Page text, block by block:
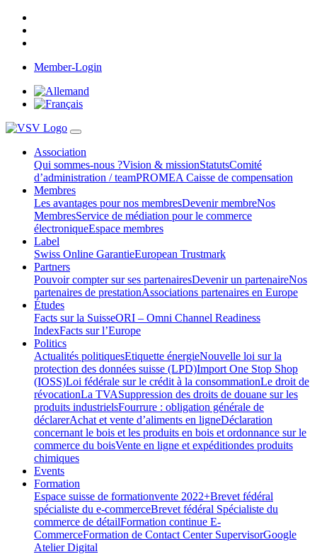
Member-Login
Association
Qui sommes-nous ?Vision & missionStatutsComité
d’administration / teamPROMEA Caisse de compensation
Membres
Les avantages pour nos membresDevenir membreNos
MembresService de médiation pour le commerce
électroniqueEspace membres
Label
Swiss Online GarantieEuropean Trustmark
Partners
Pouvoir compter sur ses partenairesDevenir un partenaireNos
partenaires de prestationAssociations partenaires en Europe
Études
Facts sur la SuisseORI – Omni Channel Readiness
IndexFacts sur l’Europe
Politics
Actualités politiquesEtiquette énergieNouvelle loi sur la
protection des données suisse (LPD)Import One Stop Shop
(IOSS)Loi fédérale sur le crédit à la consommationLe droit de
révocationLa TVASuppression des droits de douane sur les
produits industrielsFourrure : obligation générale de
déclarerAchat et vente d’aliments en ligneDéclaration
concernant le bois et les produits en bois et ordonnance sur le
commerce du boisVente en ligne et expéditiondes produits
chimiques
Events
Formation
Espace suisse de formationvente 2022+Brevet fédéral
spécialiste du e-commerceBrevet fédéral Spécialiste du
commerce de détailFormation continue E-
CommerceFormation de Contact Center SupervisorGoogle
Atelier Digital